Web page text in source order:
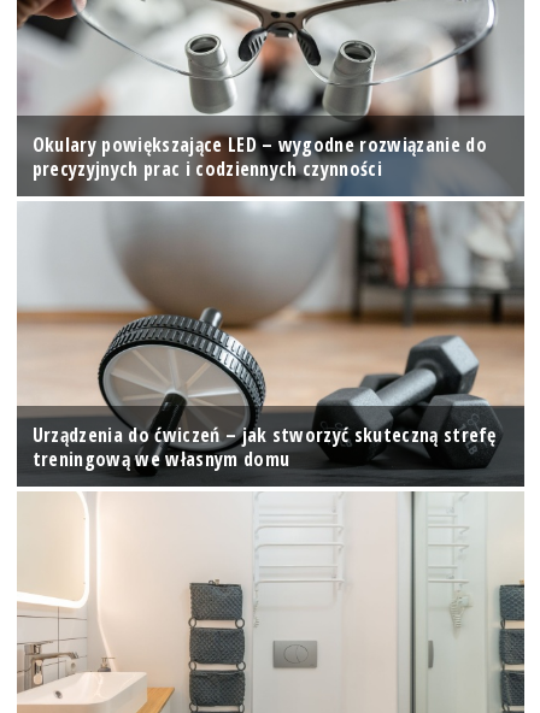
Okulary powiększające LED – wygodne rozwiązanie do
precyzyjnych prac i codziennych czynności
Urządzenia do ćwiczeń – jak stworzyć skuteczną strefę
treningową we własnym domu